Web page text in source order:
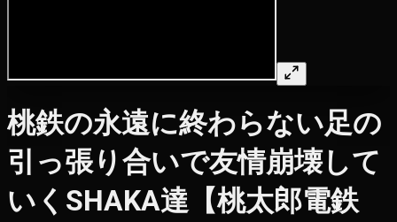
桃鉄の永遠に終わらない足の
引っ張り合いで友情崩壊して
いくSHAKA達【桃太郎電鉄